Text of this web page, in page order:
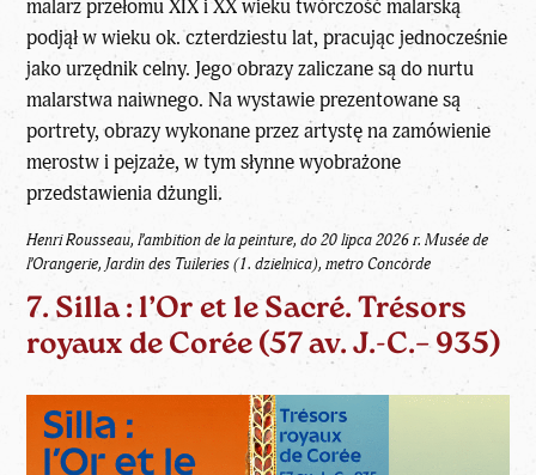
malarz przełomu XIX i XX wieku twórczość malarską
podjął w wieku ok. czterdziestu lat, pracując jednocześnie
jako urzędnik celny. Jego obrazy zaliczane są do nurtu
malarstwa naiwnego. Na wystawie prezentowane są
portrety, obrazy wykonane przez artystę na zamówienie
merostw i pejzaże, w tym słynne wyobrażone
przedstawienia dżungli.
Henri Rousseau, l’ambition de la peinture, do 20 lipca 2026 r. Musée de
l’Orangerie, Jardin des Tuileries (1. dzielnica), metro Concorde
7. Silla : l’Or et le Sacré. Trésors
royaux de Corée (57 av. J.-C.– 935)